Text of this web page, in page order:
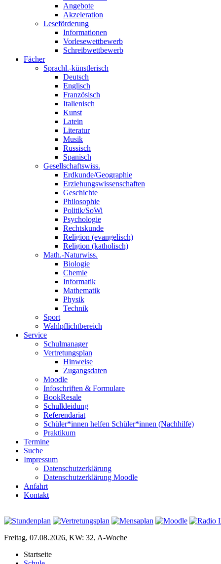
Angebote
Akzeleration
Leseförderung
Informationen
Vorlesewettbewerb
Schreibwettbewerb
Fächer
Sprachl.-künstlerisch
Deutsch
Englisch
Französisch
Italienisch
Kunst
Latein
Literatur
Musik
Russisch
Spanisch
Gesellschaftswiss.
Erdkunde/Geographie
Erziehungswissenschaften
Geschichte
Philosophie
Politik/SoWi
Psychologie
Rechtskunde
Religion (evangelisch)
Religion (katholisch)
Math.-Naturwiss.
Biologie
Chemie
Informatik
Mathematik
Physik
Technik
Sport
Wahlpflichtbereich
Service
Schulmanager
Vertretungsplan
Hinweise
Zugangsdaten
Moodle
Infoschriften & Formulare
BookResale
Schulkleidung
Referendariat
Schüler*innen helfen Schüler*innen (Nachhilfe)
Praktikum
Termine
Suche
Impressum
Datenschutzerklärung
Datenschutzerklärung Moodle
Anfahrt
Kontakt
Freitag, 07.08.2026, KW: 32, A-Woche
Startseite